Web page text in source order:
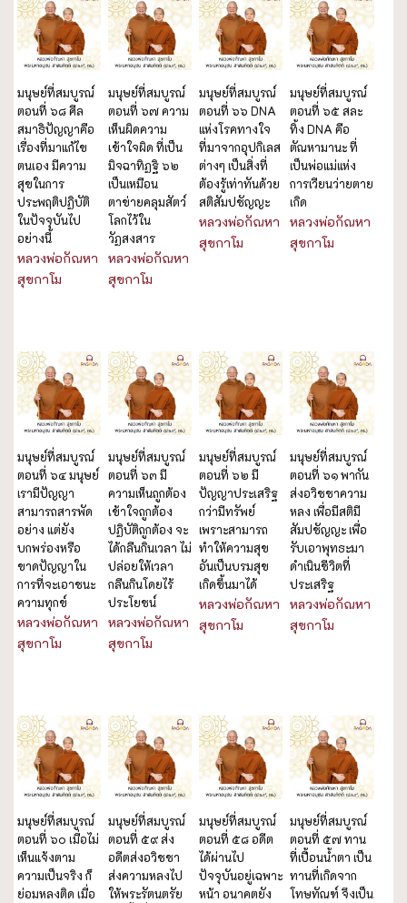
มนุษย์ที่สมบูรณ์
ตอนที่ ๖๘ ศีล
สมาธิปัญญาคือ
เรื่องที่มาแก้ไข
ตนเอง มีความ
สุขในการ
ประพฤติปฏิบัติ
ในปัจจุบันไป
อย่างนี้
หลวงพ่อกัณหา
สุขกาโม
มนุษย์ที่สมบูรณ์
ตอนที่ ๖๗ ความ
เห็นผิดความ
เข้าใจผิด ที่เป็น
มิจฉาทิฏฐิ ๖๒
เป็นเหมือน
ตาข่ายคลุมสัตว์
โลกไว้ใน
วัฏสงสาร
หลวงพ่อกัณหา
สุขกาโม
มนุษย์ที่สมบูรณ์
ตอนที่ ๖๖ DNA
แห่งโรคทางใจ
ที่มาจากอุปกิเลส
ต่างๆ เป็นสิ่งที่
ต้องรู้เท่าทันด้วย
สติสัมปชัญญะ
หลวงพ่อกัณหา
สุขกาโม
มนุษย์ที่สมบูรณ์
ตอนที่ ๖๕ สละ
ทิ้ง DNA คือ
ตัณหามานะ ที่
เป็นพ่อแม่แห่ง
การเวียนว่ายตาย
เกิด
หลวงพ่อกัณหา
สุขกาโม
มนุษย์ที่สมบูรณ์
ตอนที่ ๖๔ มนุษย์
เรามีปัญญา
สามารถสารพัด
อย่าง แต่ยัง
บกพร่องหรือ
ขาดปัญญาใน
การที่จะเอาชนะ
ความทุกข์
หลวงพ่อกัณหา
สุขกาโม
มนุษย์ที่สมบูรณ์
ตอนที่ ๖๓ มี
ความเห็นถูกต้อง
เข้าใจถูกต้อง
ปฏิบัติถูกต้อง จะ
ได้กลืนกินเวลา ไม่
ปล่อยให้เวลา
กลืนกินโดยไร้
ประโยชน์
หลวงพ่อกัณหา
สุขกาโม
มนุษย์ที่สมบูรณ์
ตอนที่ ๖๒ มี
ปัญญาประเสริฐ
กว่ามีทรัพย์
เพราะสามารถ
ทำให้ความสุข
อันเป็นบรมสุข
เกิดขึ้นมาได้
หลวงพ่อกัณหา
สุขกาโม
มนุษย์ที่สมบูรณ์
ตอนที่ ๖๑ พากัน
ส่งอวิชชาความ
หลง เพื่อมีสติมี
สัมปชัญญะ เพื่อ
รับเอาพุทธะมา
ดำเนินชีวิตที่
ประเสริฐ
หลวงพ่อกัณหา
สุขกาโม
มนุษย์ที่สมบูรณ์
ตอนที่ ๖๐ เมื่อไม่
เห็นแจ้งตาม
ความเป็นจริง ก็
ย่อมหลงติด เมื่อ
มนุษย์ที่สมบูรณ์
ตอนที่ ๕๙ ส่ง
อดีตส่งอวิชชา
ส่งความหลงไป
ให้พระรัตนตรัย
มนุษย์ที่สมบูรณ์
ตอนที่ ๕๘ อดีต
ได้ผ่านไป
ปัจจุบันอยู่เฉพาะ
หน้า อนาคตยัง
มนุษย์ที่สมบูรณ์
ตอนที่ ๕๗ ทาน
ที่เปื้อนน้ำตา เป็น
ทานที่เกิดจาก
โทษทัณฑ์ จึงเป็น